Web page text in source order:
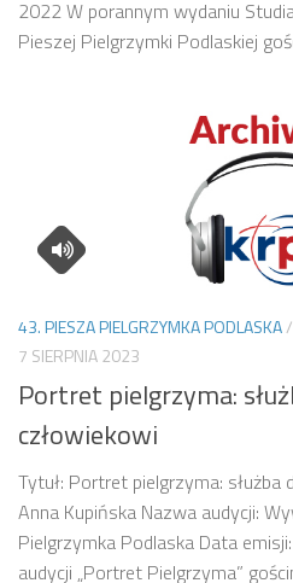
2022 W porannym wydaniu
Pieszej Pielgrzymki Podlaskiej
43. PIESZA PIELGRZYMKA PODLASKA/
7 SIERPNIA 2023
Portret pielgrzyma:
człowiekowi
Tytuł: Portret pielgrzyma: służba
Anna Kupińska Nazwa audycji:
Pielgrzymka Podlaska Data
audycji „Portret Pielgrzyma”